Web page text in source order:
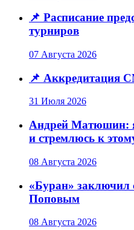
📌 Расписание
турниров
07 Августа 2026
📌 Аккредитация
31 Июля 2026
Андрей Матюшин:
и стремлюсь к
08 Августа 2026
«Буран» заключил
Поповым
08 Августа 2026